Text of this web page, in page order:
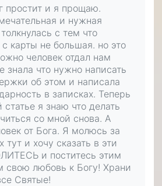
простит и я прощаю.
и нужная
с тем что
карты не большая. но это
человек отдал нам
знала что нужно написать
об этом и написала
в записках. Теперь
статье я знаю что делать
со мной снова. А
от Бога. Я молюсь за
тут и хочу сказать в эти
и поститесь этим
свою любовь к Богу! Храни
Святые!